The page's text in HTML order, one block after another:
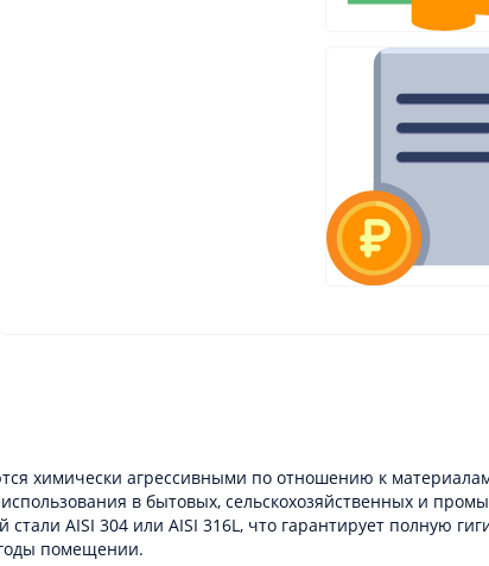
химически агрессивными по отношению к
в бытовых, сельскохозяйственных и
AISI 304 или AISI 316L, что гарантирует полную
помещении.